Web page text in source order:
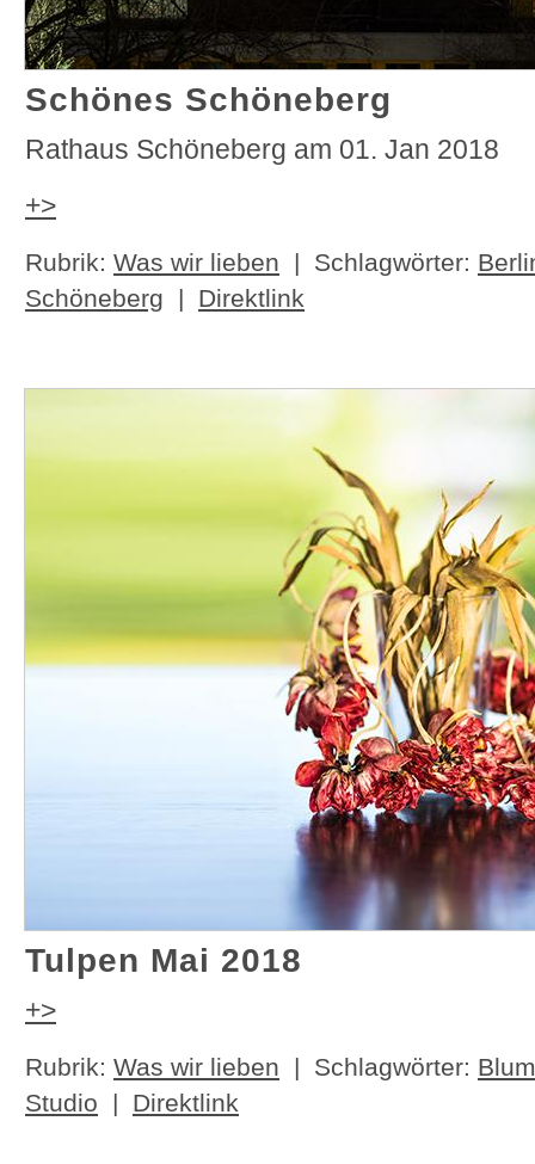
Schönes Schöneberg
Rathaus Schöneberg am 01. Jan 2018
+>
Rubrik: Was wir lieben | Schlagwörter:
Schöneberg | Direktlink
Tulpen Mai 2018
+>
Rubrik: Was wir lieben | Schlagwörter:
Studio | Direktlink